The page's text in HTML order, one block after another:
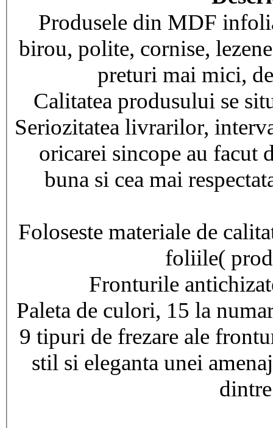
Produsele din MDF
birou, polite, cornise,
preturi mai mici,
Calitatea produsului se
Seriozitatea livrarilor,
oricarei sincope au facut
buna si cea mai
Foloseste materiale de
foliile(
Fronturile
Paleta de culori, 15 la
9 tipuri de frezare ale
stil si eleganta unei